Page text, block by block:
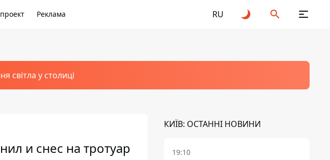
Реклама RU
світла у столиці
и снес на тротуар
КИЇВ: ОСТАННІ НОВИНИ
19:10